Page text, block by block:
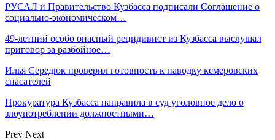
РУСАЛ и Правительство Кузбасса подписали Соглашение о
социально-экономическом…
49-летний особо опасный рецидивист из Кузбасса выслушал
приговор за разбойное…
Илья Середюк проверил готовность к паводку кемеровских
спасателей
Прокуратура Кузбасса направила в суд уголовное дело о
злоупотреблении должностными…
Prev Next